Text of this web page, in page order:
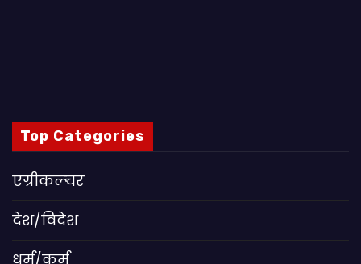
Top Categories
एग्रीकल्चर
देश/विदेश
धर्म/कर्म